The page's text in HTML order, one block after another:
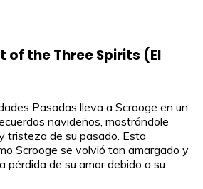
of the Three Spirits (El
Pasadas lleva a Scrooge en un
navideños, mostrándole
tristeza de su pasado. Esta
Scrooge se volvió tan amargado y
pérdida de su amor debido a su